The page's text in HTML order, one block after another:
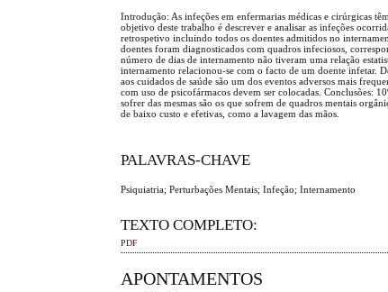
Introdução: As infeções em enfermarias médicas e cirúrgicas
objetivo deste trabalho é descrever e analisar as infeções
retrospetivo incluindo todos os doentes admitidos no
doentes foram diagnosticados com quadros infeciosos,
número de dias de internamento não tiveram uma relação
internamento relacionou-se com o facto de um doente infetar.
aos cuidados de saúde são um dos eventos adversos mais
com uso de psicofármacos devem ser colocadas. Conclusões:
sofrer das mesmas são os que sofrem de quadros mentais
de baixo custo e efetivas, como a lavagem das mãos.
PALAVRAS-CHAVE
Psiquiatria; Perturbações Mentais; Infeção; Internamento
TEXTO COMPLETO:
PDF
APONTAMENTOS